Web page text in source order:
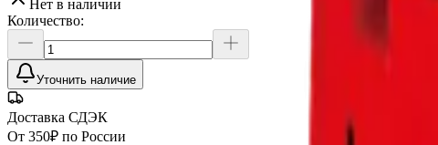
Нет в наличии
Количество:
Уточнить наличие
Доставка СДЭК
От 350₽ по России